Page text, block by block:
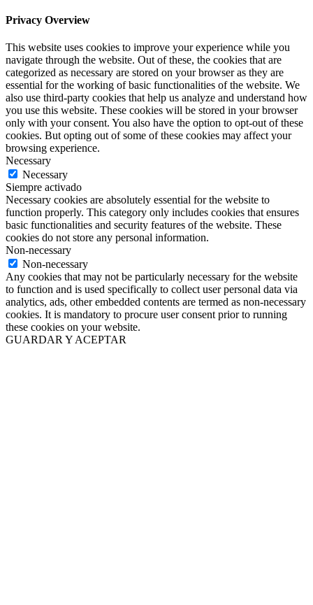
Privacy Overview
This website uses cookies to improve your experience while you
navigate through the website. Out of these, the cookies that are
categorized as necessary are stored on your browser as they are
essential for the working of basic functionalities of the website. We
also use third-party cookies that help us analyze and understand how
you use this website. These cookies will be stored in your browser
only with your consent. You also have the option to opt-out of these
cookies. But opting out of some of these cookies may affect your
browsing experience.
Necessary
Necessary
Siempre activado
Necessary cookies are absolutely essential for the website to
function properly. This category only includes cookies that ensures
basic functionalities and security features of the website. These
cookies do not store any personal information.
Non-necessary
Non-necessary
Any cookies that may not be particularly necessary for the website
to function and is used specifically to collect user personal data via
analytics, ads, other embedded contents are termed as non-necessary
cookies. It is mandatory to procure user consent prior to running
these cookies on your website.
GUARDAR Y ACEPTAR